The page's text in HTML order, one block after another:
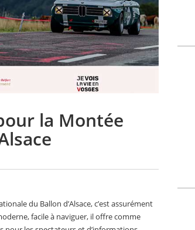
la Montée
du Ballon d’Alsace, c’est assurément
facile à naviguer, il offre comme